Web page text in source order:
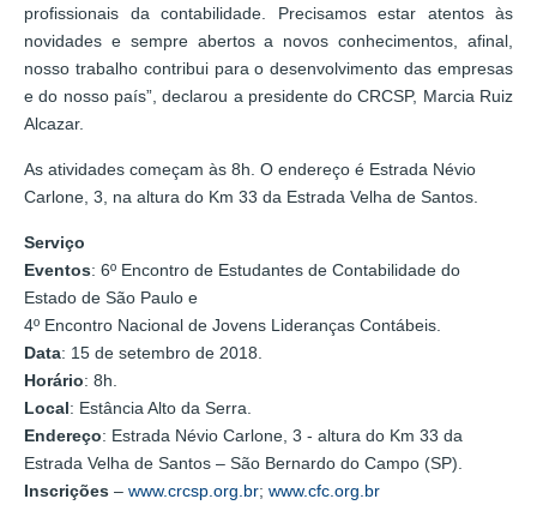
profissionais da contabilidade. Precisamos estar atentos às
novidades e sempre abertos a novos conhecimentos, afinal,
nosso trabalho contribui para o desenvolvimento das empresas
e do nosso país”, declarou a presidente do CRCSP, Marcia Ruiz
Alcazar.
As atividades começam às 8h. O endereço é Estrada Névio
Carlone, 3, na altura do Km 33 da Estrada Velha de Santos.
Serviço
Eventos: 6º Encontro de Estudantes de Contabilidade do
Estado de São Paulo e
4º Encontro Nacional de Jovens Lideranças Contábeis.
Data: 15 de setembro de 2018.
Horário: 8h.
Local: Estância Alto da Serra.
Endereço: Estrada Névio Carlone, 3 - altura do Km 33 da
Estrada Velha de Santos – São Bernardo do Campo (SP).
Inscrições – www.crcsp.org.br; www.cfc.org.br